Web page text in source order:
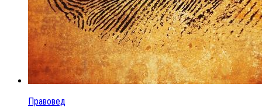
Правовед